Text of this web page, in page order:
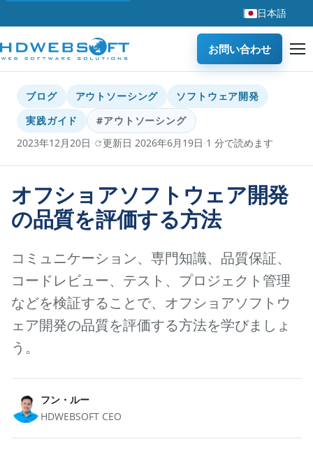
日本語
お問い合わせ
ブログ アウトソーシング
ソフトウェア開発
実践ガイド
#アウトソーシング
2023年12月20日· 更新日 2026年6月19日·1 分で読めます
オフショアソフトウェア開発
の品質を評価する方法
コミュニケーション、専門知識、品質保証、
コードレビュー、テスト、プロジェクト管理
などを検証することで、オフショアソフトウ
ェア開発の品質を評価する方法を学びましょ
う。
フン・ルー
HDWEBSOFT CEO